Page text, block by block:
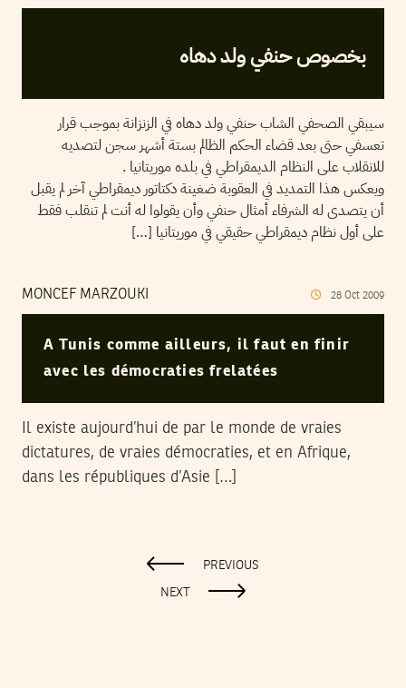
بخصوص حنفي ولد دهاه
سيبقي الصحفي الشاب حنفي ولد دهاه في الزنزانة بموجب قرار
تعسفي حتى بعد قضاء الحكم الظالم بستة أشهر سجن لتصديه
للانقلاب على النظام الديمقراطي في بلده موريتانيا .
ويعكس هذا التمديد في العقوبة ضغينة دكتاتور ديمقراطي آخر لم يقبل
أن يتصدى له الشرفاء أمثال حنفي وأن يقولوا له أنت لم تنقلب فقط
على أول نظام ديمقراطي حقيقي في موريتانيا […]
MONCEF MARZOUKI 28 Oct 2009
A Tunis comme ailleurs, il faut en finir
avec les démocraties frelatées
Il existe aujourd’hui de par le monde de vraies
dictatures, de vraies démocraties, et en Afrique,
dans les républiques d’Asie […]
PREVIOUS
NEXT